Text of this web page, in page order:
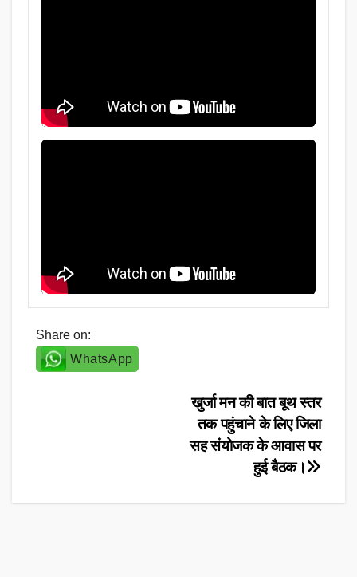
Share on:
WhatsApp
खुर्जा मन की बात बूथ स्तर
तक पहुंचाने के लिए जिला
सह संयोजक के आवास पर
हुई बैठक।